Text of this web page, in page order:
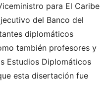
para El Caribe
del Banco del
diplomáticos
también profesores y
Estudios Diplomáticos
esta disertación fue